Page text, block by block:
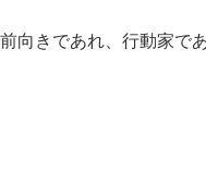
前向きであれ、行動家で